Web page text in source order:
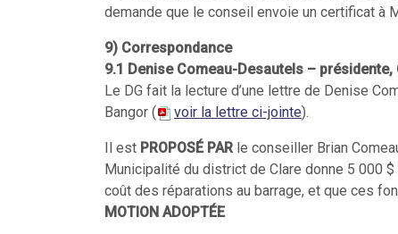
demande que le conseil envoie un certificat à
9) Correspondance
9.1 Denise Comeau-Desautels –
Le DG fait la lecture d’une lettre de Denise
Bangor (
voir la lettre ci-jointe).
Il est PROPOSÉ PAR le conseiller Brian
Municipalité du district de Clare donne 5 000
coût des réparations au barrage, et que ces
MOTION ADOPTÉE